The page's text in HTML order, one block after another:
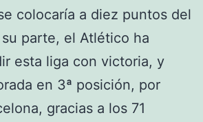
colocaría a diez puntos del
parte, el Atlético ha
esta liga con victoria, y
en 3ª posición, por
gracias a los 71